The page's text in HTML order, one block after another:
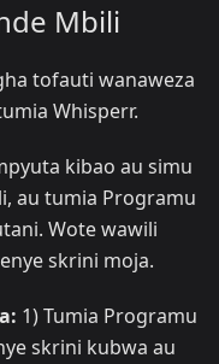
Mbili
tofauti wanaweza
Whisperr.
kibao au simu
au tumia Programu
Wote wawili
skrini moja.
1) Tumia Programu
skrini kubwa au